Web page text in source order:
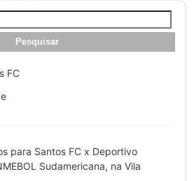
FC
para Santos FC x Deportivo
Sudamericana, na Vila